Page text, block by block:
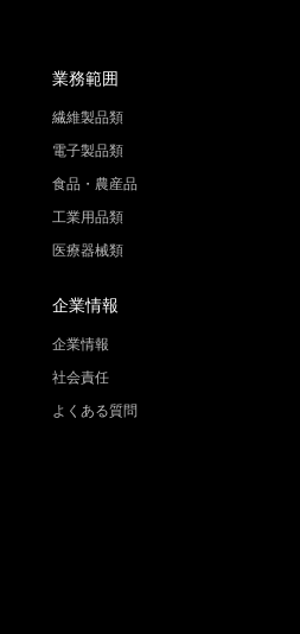
業務範囲
繊維製品類
電子製品類
食品・農産品
工業用品類
医療器械類
企業情報
企業情報
社会責任
よくある質問